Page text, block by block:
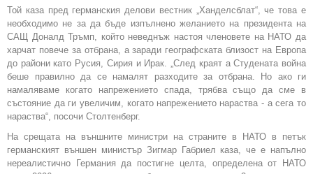
Той каза пред германския делови вестник „Ханделсблат“, че това е
необходимо не за да бъде изпълнено желанието на президента на
САЩ Доналд Тръмп, който неведнъж настоя членовете на НАТО да
харчат повече за отбрана, а заради географската близост на Европа
до райони като Русия, Сирия и Ирак. „След краят а Студената война
беше правилно да се намалят разходите за отбрана. Но ако ги
намаляваме когато напрежението спада, трябва също да сме в
състояние да ги увеличим, когато напрежението нараства - а сега то
нараства“, посочи Столтенберг.
На срещата на външните министри на страните в НАТО в петък
германският външен министър Зигмар Габриел каза, че е напълно
нереалистично Германия да постигне целта, определена от НАТО